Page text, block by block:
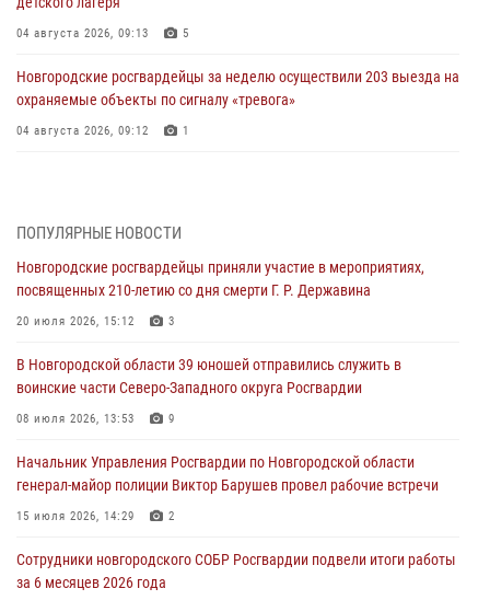
04 августа 2026, 09:13 5
Новгородские росгвардейцы за неделю осуществили 203 выезда на
охраняемые объекты по сигналу «тревога»
04 августа 2026, 09:12 1
В Великом Новгороде сотрудники центра лицензионно-
разрешительной работы Росгвардии провели телефонную «горячую
30 июля 2026, 14:36 1
Новгородские росгвардейцы рассказали о службе детям из летнего
30 июля 2026, 08:40 5
Новгородские росгвардейцы задержали мужчину
Телесюжет в программе "Новгородское областное телевидение.
ПОПУЛЯРНЫЕ НОВОСТИ
Новгородские росгвардейцы приняли участие в мероприятиях,
посвященных 210-летию со дня смерти Г. Р. Державина
20 июля 2026, 15:12 3
В Новгородской области 39 юношей отправились служить в
воинские части Северо-Западного округа Росгвардии
08 июля 2026, 13:53 9
Начальник Управления Росгвардии по Новгородской области
генерал-майор полиции Виктор Барушев провел рабочие встречи
15 июля 2026, 14:29 2
Сотрудники новгородского СОБР Росгвардии подвели итоги работы
за 6 месяцев 2026 года